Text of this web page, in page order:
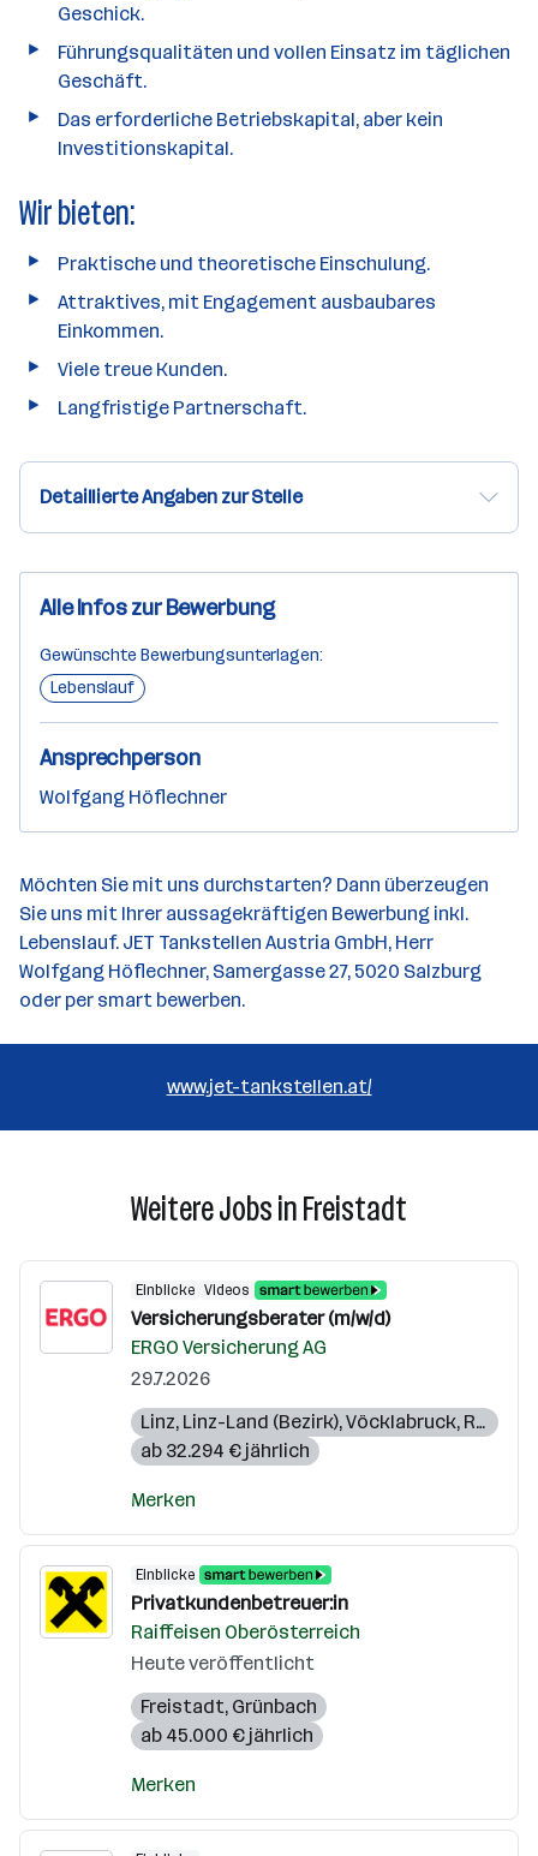
Geschick.
Führungsqualitäten und vollen Einsatz im täglichen
Geschäft.
Das erforderliche Betriebskapital, aber kein
Investitionskapital.
Wir bieten:
Praktische und theoretische Einschulung.
Attraktives, mit Engagement ausbaubares
Einkommen.
Viele treue Kunden.
Langfristige Partnerschaft.
Detaillierte Angaben zur Stelle
Alle Infos zur Bewerbung
Gewünschte Bewerbungsunterlagen:
Lebenslauf
Ansprechperson
Wolfgang Höflechner
Möchten Sie mit uns durchstarten? Dann überzeugen
Sie uns mit Ihrer aussagekräftigen Bewerbung inkl.
Lebenslauf. JET Tankstellen Austria GmbH, Herr
Wolfgang Höflechner, Samergasse 27, 5020 Salzburg
oder per smart bewerben.
www.jet-tankstellen.at/
Weitere Jobs in Freistadt
Einblicke Videos
Versicherungsberater (m/w/d)
ERGO Versicherung AG
29.7.2026
Linz, Linz-Land (Bezirk),Vöcklabruck, Ried im Innkreis
ab 32.294 € jährlich
Merken
Einblicke
Privatkundenbetreuer:in
Raiffeisen Oberösterreich
Heute veröffentlicht
Freistadt, Grünbach
ab 45.000 € jährlich
Merken